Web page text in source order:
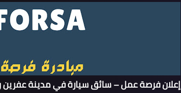
إعلان فرصة عمل – سائق سيارة في مدينة عفرين